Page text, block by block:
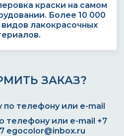
краски на самом
Более 10 000
лакокрасочных
ЗАКАЗ?
телефону или e-mail +7
egocolor@inbox.ru